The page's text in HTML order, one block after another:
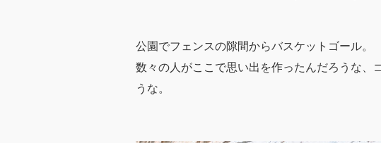
公園でフェンスの隙間からバスケットゴール。
数々の人がここで思い出を作ったんだろうな、
うな。